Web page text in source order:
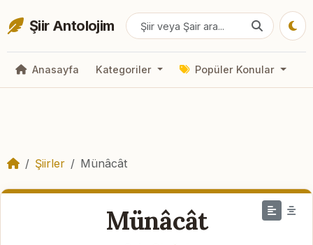
Şiir Antolojim
Anasayfa Kategoriler Popüler Konular
Şiirler Münâcât
Münâcât